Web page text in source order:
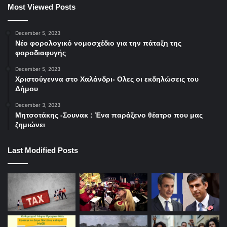
και εμείς που πετάμε το τσιγάρο μας στον δρόμο. Κι αν η
η δική μας σκαρταδούρα;”).
Ανήμερα της παγκόσμιας μέρας της ποίησης, της πρώτης
μέρας της Άνοιξης, ανήμερα και των γενεθλίων του (προ
πενταετίας) ο ποιητής Ντίνος Χριστιανόπουλος,
Most Viewed Posts
December 5, 2023
Νέο φορολογικό νομοσχέδιο για την πάταξη της
φοροδιαφυγής
December 5, 2023
Χριστούγεννα στο Χαλάνδρι- Ολες οι εκδηλώσεις του
Δήμου
December 3, 2023
Μητσοτάκης -Σουνακ : Ένα παράξενο θέατρο που μας
ζημιώνει
Last Modified Posts